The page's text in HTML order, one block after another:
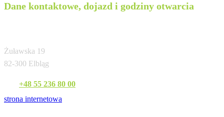
Dane kontaktowe, dojazd i godziny otwarcia
Żuławska 19
82-300 Elbląg
+48 55 236 80 00
strona internetowa